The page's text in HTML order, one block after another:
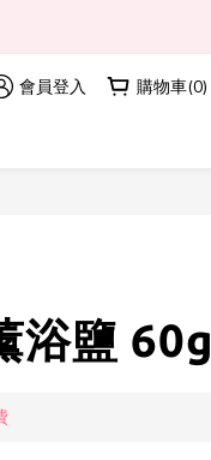
會員登入 購物車(0)
浴鹽 60g